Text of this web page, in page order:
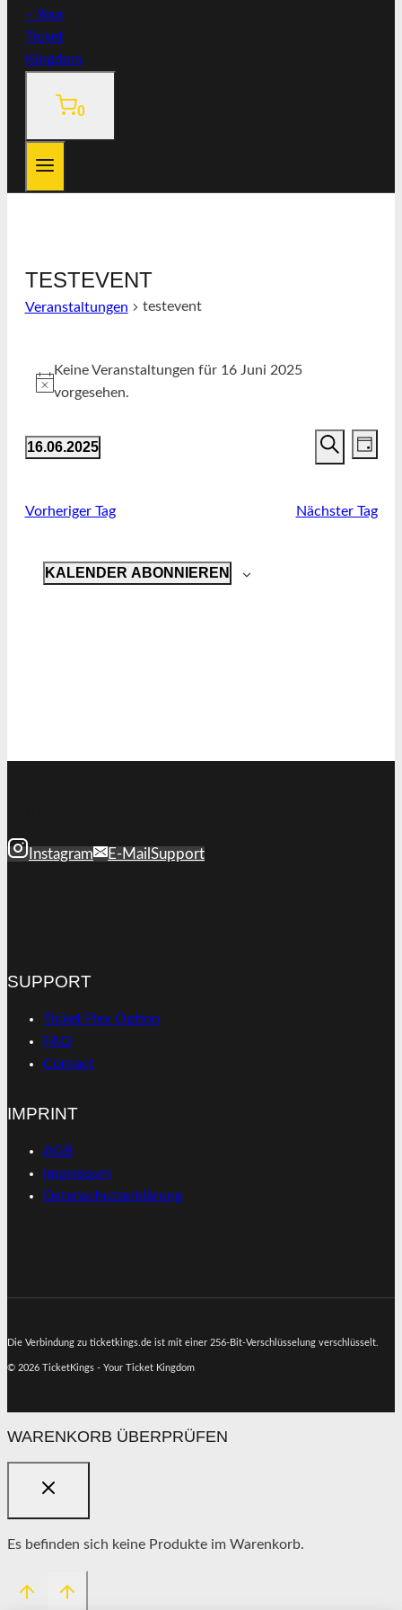
0
TESTEVENT
Veranstaltungen testevent
FÜR
16
2025
Hinweis
Keine Veranstaltungen für 16 Juni 2025
vorgesehen.
SUCHE
SUCHE
TAG
16.06.2025
Vorheriger Tag
Nächster Tag
KALENDER ABONNIEREN
Instagram E-Mail Support
SUPPORT
Ticket Flex Option
FAQ
Contact
IMPRINT
AGB
Impressum
Datenschutzerklärung
Die Verbindung zu ticketkings.de ist mit einer 256-Bit-Verschlüsselung verschlüsselt.
© 2026 TicketKings - Your Ticket Kingdom
WARENKORB ÜBERPRÜFEN
Es befinden sich keine Produkte im Warenkorb.